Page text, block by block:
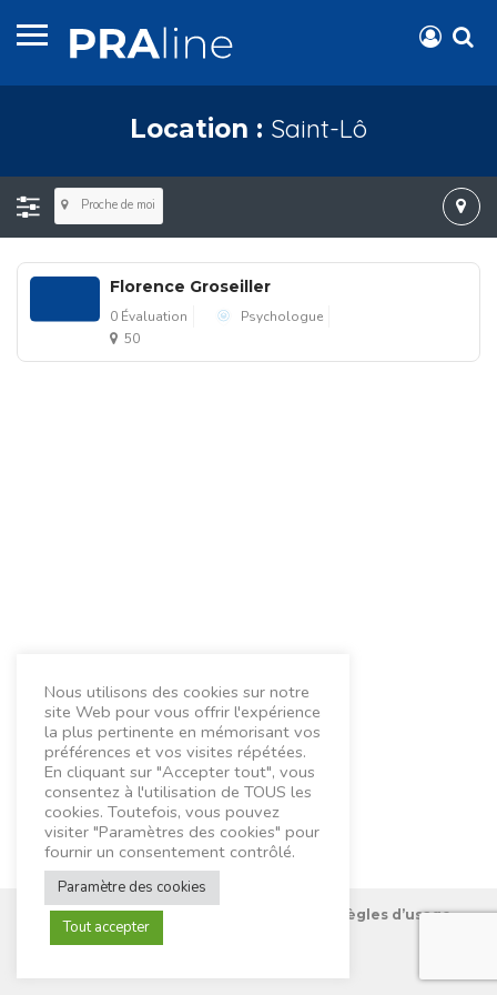
Location : Saint-Lô
Proche de moi
Florence Groseiller
0 Évaluation
Psychologue
50
Nous connaître Règles d’usage
Nous utilisons des cookies sur notre
site Web pour vous offrir l'expérience
la plus pertinente en mémorisant vos
préférences et vos visites répétées.
En cliquant sur "Accepter tout", vous
consentez à l'utilisation de TOUS les
cookies. Toutefois, vous pouvez
visiter "Paramètres des cookies" pour
fournir un consentement contrôlé.
Paramètre des cookies
Tout accepter